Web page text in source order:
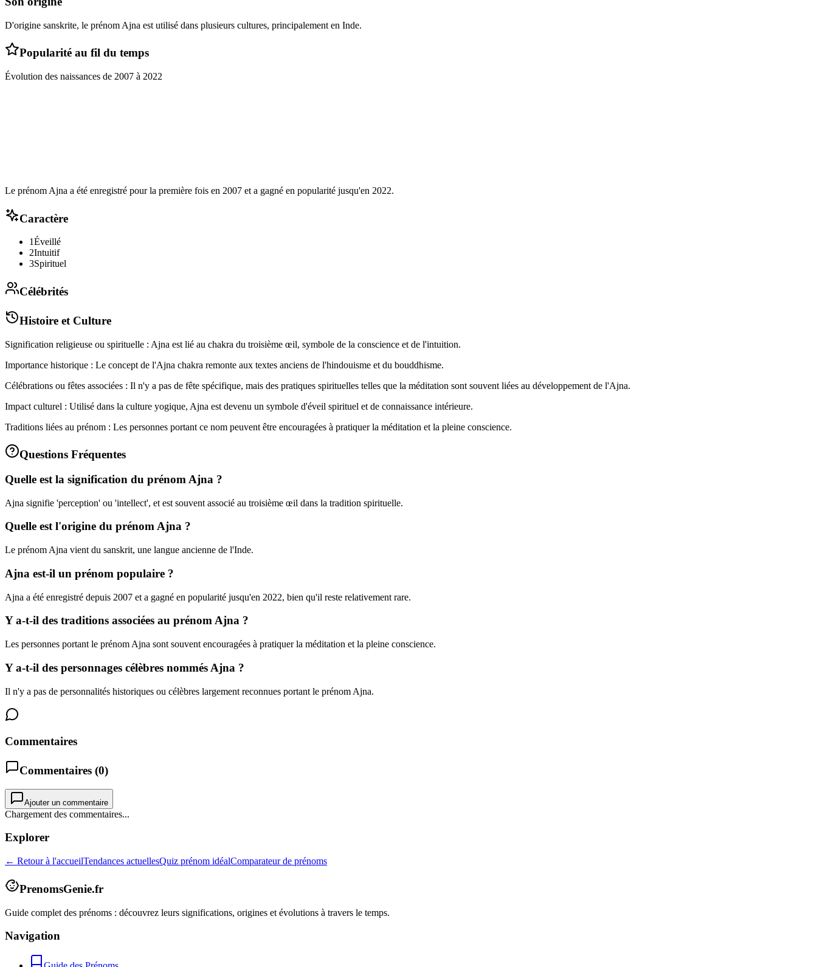
D'origine sanskrite, le prénom Ajna est utilisé dans plusieurs cultures, principalement en Inde.
Popularité au fil du temps
Évolution des naissances de 2007 à 2022
Le prénom Ajna a été enregistré pour la première fois en 2007 et a gagné en popularité jusqu'en 2022.
Caractère
1Éveillé
2Intuitif
3Spirituel
Célébrités
Histoire et Culture
Signification religieuse ou spirituelle : Ajna est lié au chakra du troisième œil, symbole de la conscience et de l'intuition.
Importance historique : Le concept de l'Ajna chakra remonte aux textes anciens de l'hindouisme et du bouddhisme.
Célébrations ou fêtes associées : Il n'y a pas de fête spécifique, mais des pratiques spirituelles telles que la méditation sont souvent liées au développement de l'Ajna.
Impact culturel : Utilisé dans la culture yogique, Ajna est devenu un symbole d'éveil spirituel et de connaissance intérieure.
Traditions liées au prénom : Les personnes portant ce nom peuvent être encouragées à pratiquer la méditation et la pleine conscience.
Questions Fréquentes
Quelle est la signification du prénom Ajna ?
Ajna signifie 'perception' ou 'intellect', et est souvent associé au troisième œil dans la tradition spirituelle.
Quelle est l'origine du prénom Ajna ?
Le prénom Ajna vient du sanskrit, une langue ancienne de l'Inde.
Ajna est-il un prénom populaire ?
Ajna a été enregistré depuis 2007 et a gagné en popularité jusqu'en 2022, bien qu'il reste relativement rare.
Y a-t-il des traditions associées au prénom Ajna ?
Les personnes portant le prénom Ajna sont souvent encouragées à pratiquer la méditation et la pleine conscience.
Y a-t-il des personnages célèbres nommés Ajna ?
Il n'y a pas de personnalités historiques ou célèbres largement reconnues portant le prénom Ajna.
Commentaires
Commentaires (0)
Ajouter un commentaire
Chargement des commentaires...
Explorer
← Retour à l'accueilTendances actuellesQuiz prénom idéalComparateur de prénoms
PrenomsGenie.fr
Guide complet des prénoms : découvrez leurs significations, origines et évolutions à travers le temps.
Navigation